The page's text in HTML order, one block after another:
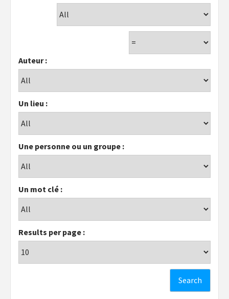
Auteur :
Un lieu :
Une personne ou un groupe :
Un mot clé :
Results per page :